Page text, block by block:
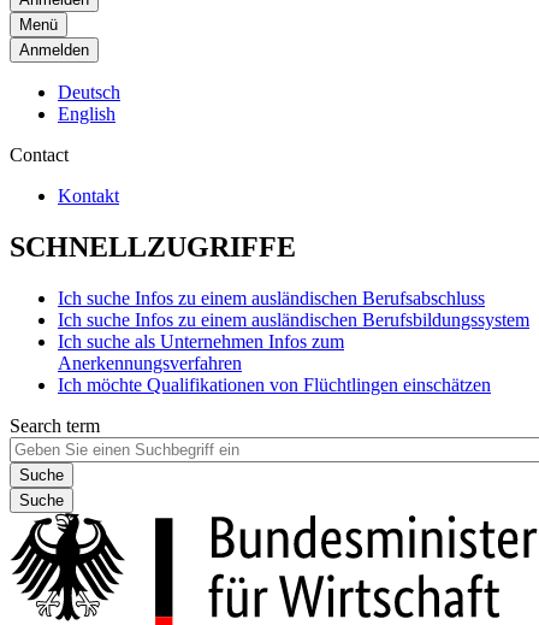
Menü
Anmelden
Deutsch
English
Contact
Kontakt
SCHNELLZUGRIFFE
Ich suche Infos zu einem ausländischen Berufsabschluss
Ich suche Infos zu einem ausländischen Berufsbildungssystem
Ich suche als Unternehmen Infos zum
Anerkennungsverfahren
Ich möchte Qualifikationen von Flüchtlingen einschätzen
Search term
Suche